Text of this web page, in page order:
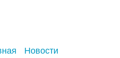
Новости